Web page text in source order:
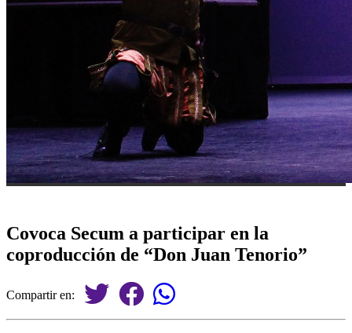
Covoca Secum a participar en la
coproducción de “Don Juan Tenorio”
Compartir en: